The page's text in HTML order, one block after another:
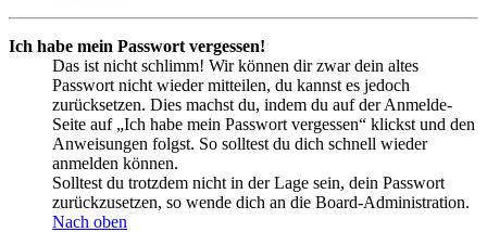
Ich habe mein Passwort vergessen!
Das ist nicht schlimm! Wir können dir zwar dein altes
Passwort nicht wieder mitteilen, du kannst es jedoch
zurücksetzen. Dies machst du, indem du auf der Anmelde-
Seite auf „Ich habe mein Passwort vergessen“ klickst und den
Anweisungen folgst. So solltest du dich schnell wieder
anmelden können.
Solltest du trotzdem nicht in der Lage sein, dein Passwort
zurückzusetzen, so wende dich an die Board-Administration.
Nach oben